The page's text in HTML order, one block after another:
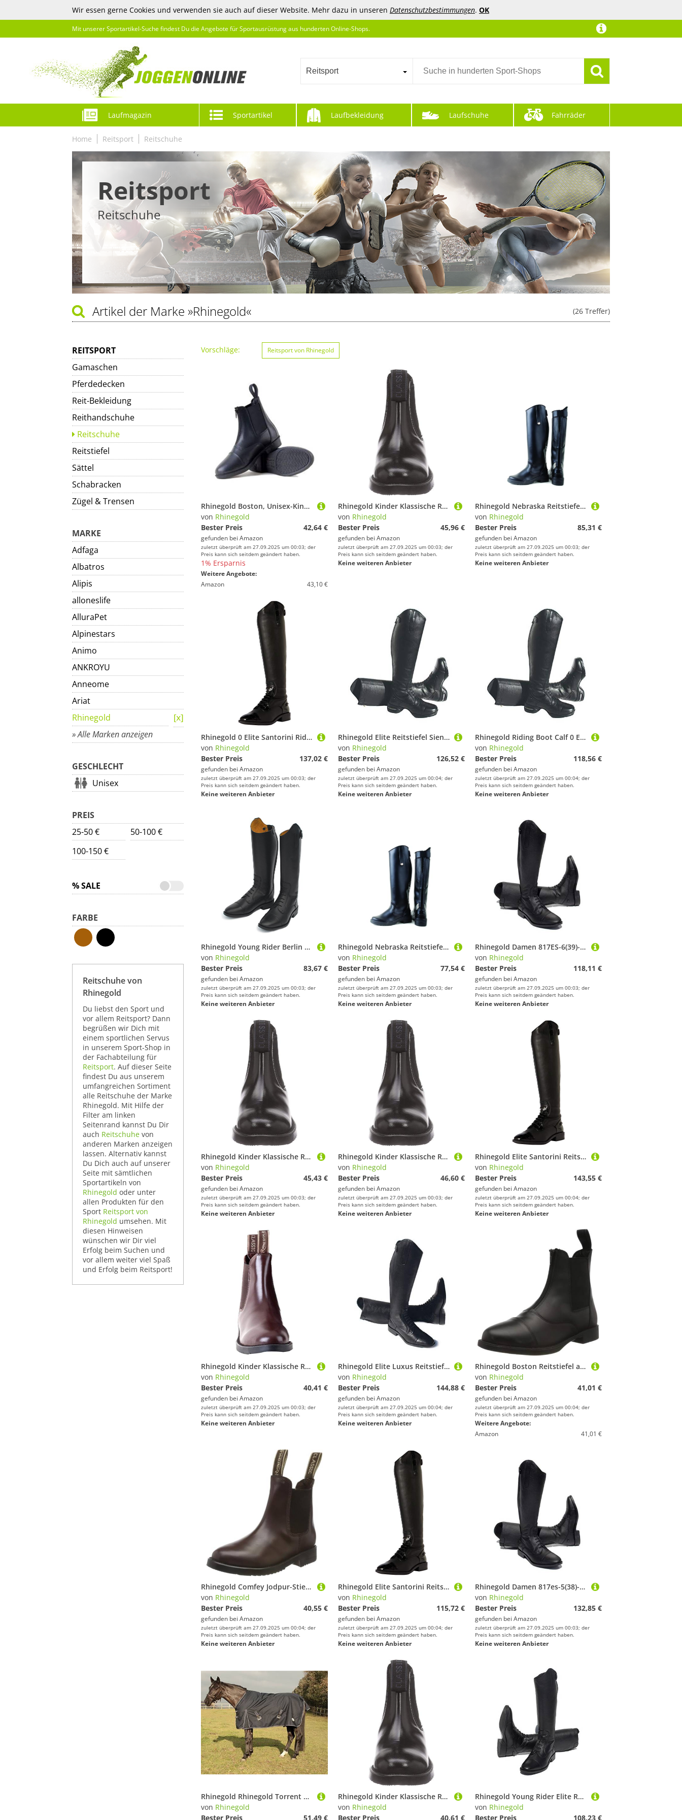
Wir essen gerne Cookies und verwenden sie auch auf dieser Website. Mehr dazu in unseren Datenschutzbestimmungen. OK
Mit unserer Sportartikel-Suche findest Du die Angebote für Sportausrüstung aus hunderten Online-Shops.
Reitsport
Laufmagazin Sportartikel Laufbekleidung Laufschuhe Fahrräder
Home Reitsport Reitschuhe
Reitsport
Reitschuhe
(26 Treffer)
Artikel der Marke »Rhinegold«
REITSPORT
Gamaschen
Pferdedecken
Reit-Bekleidung
Reithandschuhe
Reitschuhe
Reitstiefel
Sättel
Schabracken
Zügel & Trensen
MARKE
Adfaga
Albatros
Alipis
alloneslife
AlluraPet
Alpinestars
Animo
ANKROYU
Anneome
Ariat
Rhinegold
» Alle Marken anzeigen
GESCHLECHT
Unisex
PREIS
25-50 €
50-100 €
100-150 €
% SALE
FARBE
Reitschuhe von
Rhinegold
Du liebst den Sport und
vor allem Reitsport? Dann
begrüßen wir Dich mit
einem sportlichen Servus
in unserem Sport-Shop in
der Fachabteilung für
Reitsport. Auf dieser Seite
findest Du aus unserem
umfangreichen Sortiment
alle Reitschuhe der Marke
Rhinegold. Mit Hilfe der
Filter am linken
Seitenrand kannst Du Dir
auch Reitschuhe von
anderen Marken anzeigen
lassen. Alternativ kannst
Du Dich auch auf unserer
Seite mit sämtlichen
Sportartikeln von
Rhinegold oder unter
allen Produkten für den
Sport Reitsport von
Rhinegold umsehen. Mit
diesen Hinweisen
wünschen wir Dir viel
Erfolg beim Suchen und
vor allem weiter viel Spaß
und Erfolg beim Reitsport!
Vorschläge: Reitsport von Rhinegold
Rhinegold Boston, Unisex-Kinder Reitstiefel, Unisex Kinder, Z805-3-BLK, Schwarz, 36
von Rhinegold
Bester Preis
42,64 €
gefunden bei Amazon
zuletzt überprüft am 27.09.2025 um 00:03; der
Preis kann sich seitdem geändert haben.
1% Ersparnis
Weitere Angebote:
Amazon
43,10 €
Rhinegold Kinder Klassische Reitstiefel aus Leder schwarz schwarz EU : 37(UK :5)
von Rhinegold
Bester Preis
45,96 €
gefunden bei Amazon
zuletzt überprüft am 27.09.2025 um 00:03; der
Preis kann sich seitdem geändert haben.
Keine weiteren Anbieter
Rhinegold Nebraska Reitstiefel, lang, weite Passform, Uni, Synthetik, kniehohe Stiefel für Damen und Herren, mit Reißverschluss hinten, weite Wade, kniehohe Stiefel
von Rhinegold
Bester Preis
85,31 €
gefunden bei Amazon
zuletzt überprüft am 27.09.2025 um 00:03; der
Preis kann sich seitdem geändert haben.
Keine weiteren Anbieter
Rhinegold 0 Elite Santorini Riding Boot-6(39)-Calf Lange Reitstiefel aus Leder, Schwarz, Size 6 (EU39)
von Rhinegold
Bester Preis
137,02 €
gefunden bei Amazon
zuletzt überprüft am 27.09.2025 um 00:03; der
Preis kann sich seitdem geändert haben.
Keine weiteren Anbieter
Rhinegold Elite Reitstiefel Siena, Unisex, Elite Siena Reitstiefel, Gr. 40, Wade 2, Schwarz, Size 6.5 (EU40) - Calf 2
von Rhinegold
Bester Preis
126,52 €
gefunden bei Amazon
zuletzt überprüft am 27.09.2025 um 00:04; der
Preis kann sich seitdem geändert haben.
Keine weiteren Anbieter
Rhinegold Riding Boot Calf 0 Elite Siena Reitstiefel-3 (36), Wade 0, Schwarz, Size 3 (EU36)
von Rhinegold
Bester Preis
118,56 €
gefunden bei Amazon
zuletzt überprüft am 27.09.2025 um 00:04; der
Preis kann sich seitdem geändert haben.
Keine weiteren Anbieter
Rhinegold Young Rider Berlin Reitstiefel, Schwarz, 36 EU
von Rhinegold
Bester Preis
83,67 €
gefunden bei Amazon
zuletzt überprüft am 27.09.2025 um 00:03; der
Preis kann sich seitdem geändert haben.
Keine weiteren Anbieter
Rhinegold Nebraska Reitstiefel, lang, Schwarz, Größe 38, weite Passform, Uni, Synthetik, kniehohe Stiefel für Damen und Herren, mit Reißverschluss hinten, breite Wade, kniehohe Stiefel
von Rhinegold
Bester Preis
77,54 €
gefunden bei Amazon
zuletzt überprüft am 27.09.2025 um 00:03; der
Preis kann sich seitdem geändert haben.
Keine weiteren Anbieter
Rhinegold Damen 817ES-6(39)-3-BK Luxus Reitstiefel aus Leder, Schwarz, Size 6 Calf 3
von Rhinegold
Bester Preis
118,11 €
gefunden bei Amazon
zuletzt überprüft am 27.09.2025 um 00:03; der
Preis kann sich seitdem geändert haben.
Keine weiteren Anbieter
Rhinegold Kinder Klassische Reitstiefel aus Leder schwarz schwarz EU : 33(UK :1)
von Rhinegold
Bester Preis
45,43 €
gefunden bei Amazon
zuletzt überprüft am 27.09.2025 um 00:03; der
Preis kann sich seitdem geändert haben.
Keine weiteren Anbieter
Rhinegold Kinder Klassische Reitstiefel aus Leder schwarz schwarz EU : 35(UK :3)
von Rhinegold
Bester Preis
46,60 €
gefunden bei Amazon
zuletzt überprüft am 27.09.2025 um 00:03; der
Preis kann sich seitdem geändert haben.
Keine weiteren Anbieter
Rhinegold Elite Santorini Reitstiefel, Unisex, Schwarz, Size 6 (EU39) - Calf 2
von Rhinegold
Bester Preis
143,55 €
gefunden bei Amazon
zuletzt überprüft am 27.09.2025 um 00:04; der
Preis kann sich seitdem geändert haben.
Keine weiteren Anbieter
Rhinegold Kinder Klassische Reitstiefel aus Leder Braun braun Kids EU : 36(UK :4)
von Rhinegold
Bester Preis
40,41 €
gefunden bei Amazon
zuletzt überprüft am 27.09.2025 um 00:03; der
Preis kann sich seitdem geändert haben.
Keine weiteren Anbieter
Rhinegold Elite Luxus Reitstiefel aus Leder mit Schnürung
von Rhinegold
Bester Preis
144,88 €
gefunden bei Amazon
zuletzt überprüft am 27.09.2025 um 00:04; der
Preis kann sich seitdem geändert haben.
Keine weiteren Anbieter
Rhinegold Boston Reitstiefel aus Leder mit Reißverschluss vorne, Schwarz , 4UK
von Rhinegold
Bester Preis
41,01 €
gefunden bei Amazon
zuletzt überprüft am 27.09.2025 um 00:04; der
Preis kann sich seitdem geändert haben.
Weitere Angebote:
Amazon
41,01 €
Rhinegold Comfey Jodpur-Stiefel für Kinder, klassische Leder-Reitstiefel, traditioneller Reitstiefel, kein Reißverschluss, einfaches An- und Ausziehen, elastische Seiten, Reitstiefeletten für Mädchen
von Rhinegold
Bester Preis
40,55 €
gefunden bei Amazon
zuletzt überprüft am 27.09.2025 um 00:04; der
Preis kann sich seitdem geändert haben.
Keine weiteren Anbieter
Rhinegold Elite Santorini Reitstiefel, Unisex, Schwarz, Size 6.5 (EU40) - Calf 1
von Rhinegold
Bester Preis
115,72 €
gefunden bei Amazon
zuletzt überprüft am 27.09.2025 um 00:04; der
Preis kann sich seitdem geändert haben.
Keine weiteren Anbieter
Rhinegold Damen 817es-5(38)-3-bk Luxus-Reitstiefel aus Leder, Schwarz, Size 5 Calf 3
von Rhinegold
Bester Preis
132,85 €
gefunden bei Amazon
zuletzt überprüft am 27.09.2025 um 00:03; der
Preis kann sich seitdem geändert haben.
Keine weiteren Anbieter
Rhinegold Rhinegold Torrent Teppich, leicht, Keine Füllung, Schwarz, Größe 38
von Rhinegold
Bester Preis
51,49 €
Rhinegold Kinder Klassische Reitstiefel aus Leder schwarz schwarz EU : 31(UK :13)
von Rhinegold
Bester Preis
40,61 €
Rhinegold Young Rider Elite Reitstiefel aus weichem Leder, Schwarz, 4 (EU37)
von Rhinegold
Bester Preis
108,23 €